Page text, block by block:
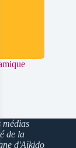
médias
de la
d'Aïkido